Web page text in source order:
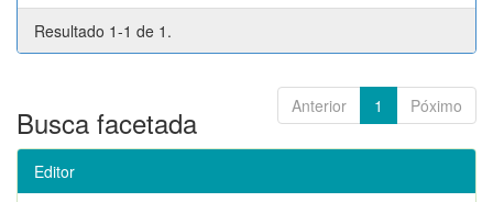
Resultado 1-1 de 1.
Anterior 1 Póximo
Busca facetada
Editor